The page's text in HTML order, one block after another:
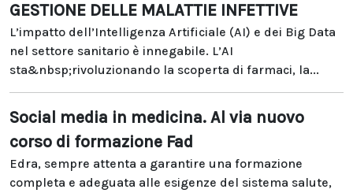
GESTIONE DELLE MALATTIE INFETTIVE
L’impatto dell’Intelligenza Artificiale (AI) e dei Big Data
nel settore sanitario è innegabile. L’AI
sta&nbsp;rivoluzionando la scoperta di farmaci, la...
Social media in medicina. Al via nuovo
corso di formazione Fad
Edra, sempre attenta a garantire una formazione
completa e adeguata alle esigenze del sistema salute,